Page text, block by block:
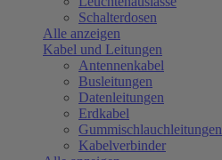
Schalterdosen
Alle anzeigen
Kabel und Leitungen
Antennenkabel
Busleitungen
Datenleitungen
Erdkabel
Gummischlauchleitungen
Kabelverbinder